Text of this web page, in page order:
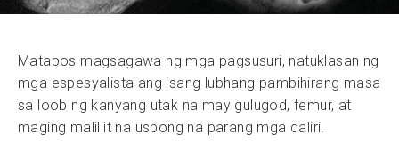
Matapos magsagawa ng mga pagsusuri, natuklasan ng
mga espesyalista ang isang lubhang pambihirang masa
sa loob ng kanyang utak na may gulugod, femur, at
maging maliliit na usbong na parang mga daliri.